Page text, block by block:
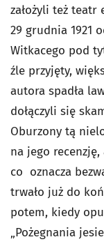
założyli też teatr
29 grudnia 1921
Witkacego pod
źle przyjęty,
autora spadła
dołączyli się
Oburzony tą
na jego
co oznacza
trwało już do
potem, kiedy
„Pożegnania